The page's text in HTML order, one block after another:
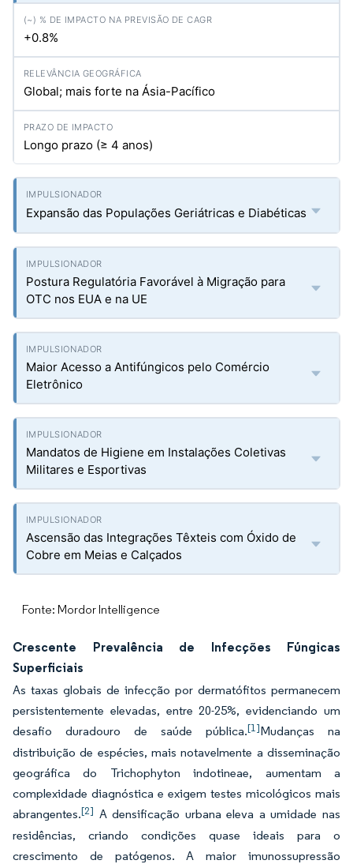
+0.8%
Global; mais forte na Ásia-Pacífico
Longo prazo (≥ 4 anos)
Expansão das Populações Geriátricas e Diabéticas
Postura Regulatória Favorável à Migração para
OTC nos EUA e na UE
Maior Acesso a Antifúngicos pelo Comércio
Eletrônico
Mandatos de Higiene em Instalações Coletivas
Militares e Esportivas
Ascensão das Integrações Têxteis com Óxido de
Cobre em Meias e Calçados
Fonte: Mordor Intelligence
Crescente Prevalência de Infecções Fúngicas
Superficiais
As taxas globais de infecção por dermatófitos permanecem
persistentemente elevadas, entre 20-25%, evidenciando um
desafio duradouro de saúde pública.[1]Mudanças na
distribuição de espécies, mais notavelmente a disseminação
geográfica do Trichophyton indotineae, aumentam a
complexidade diagnóstica e exigem testes micológicos mais
abrangentes.[2] A densificação urbana eleva a umidade nas
residências, criando condições quase ideais para o
crescimento de patógenos. A maior imunossupressão